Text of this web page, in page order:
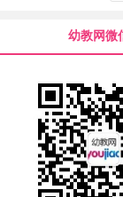
幼教网微